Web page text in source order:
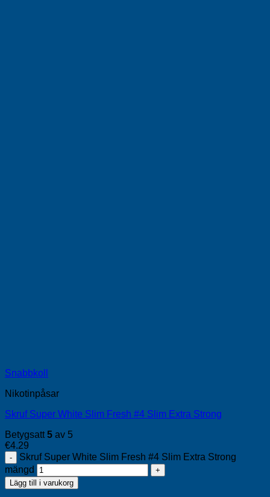
Snabbkoll
Nikotinpåsar
Skruf Super White Slim Fresh #4 Slim Extra Strong
Betygsatt5 av 5
€4.29
Skruf Super White Slim Fresh #4 Slim Extra Strong
mängd
Lägg till i varukorg